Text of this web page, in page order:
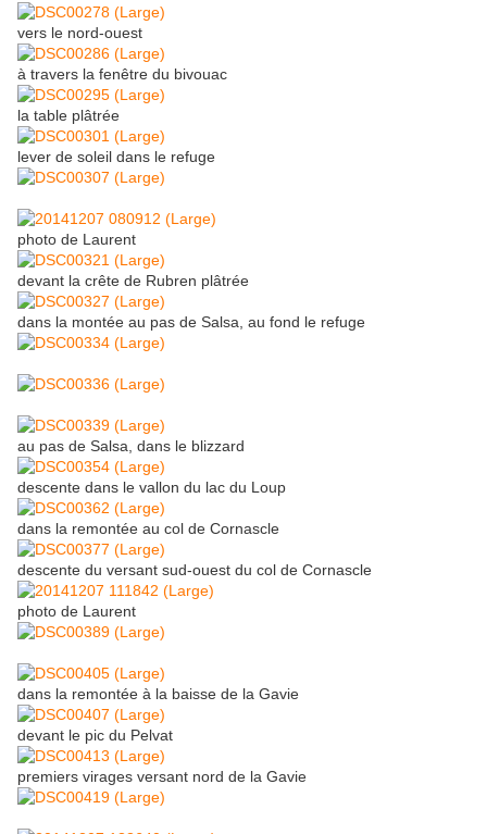
vers le nord-ouest
à travers la fenêtre du bivouac
la table plâtrée
lever de soleil dans le refuge
photo de Laurent
devant la crête de Rubren plâtrée
dans la montée au pas de Salsa, au fond le refuge
au pas de Salsa, dans le blizzard
descente dans le vallon du lac du Loup
dans la remontée au col de Cornascle
descente du versant sud-ouest du col de Cornascle
photo de Laurent
dans la remontée à la baisse de la Gavie
devant le pic du Pelvat
premiers virages versant nord de la Gavie